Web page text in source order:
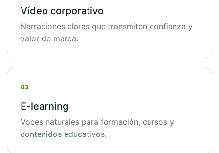
Vídeo corporativo
Narraciones claras que transmiten confianza y
valor de marca.
03
E-learning
Voces naturales para formación, cursos y
contenidos educativos.